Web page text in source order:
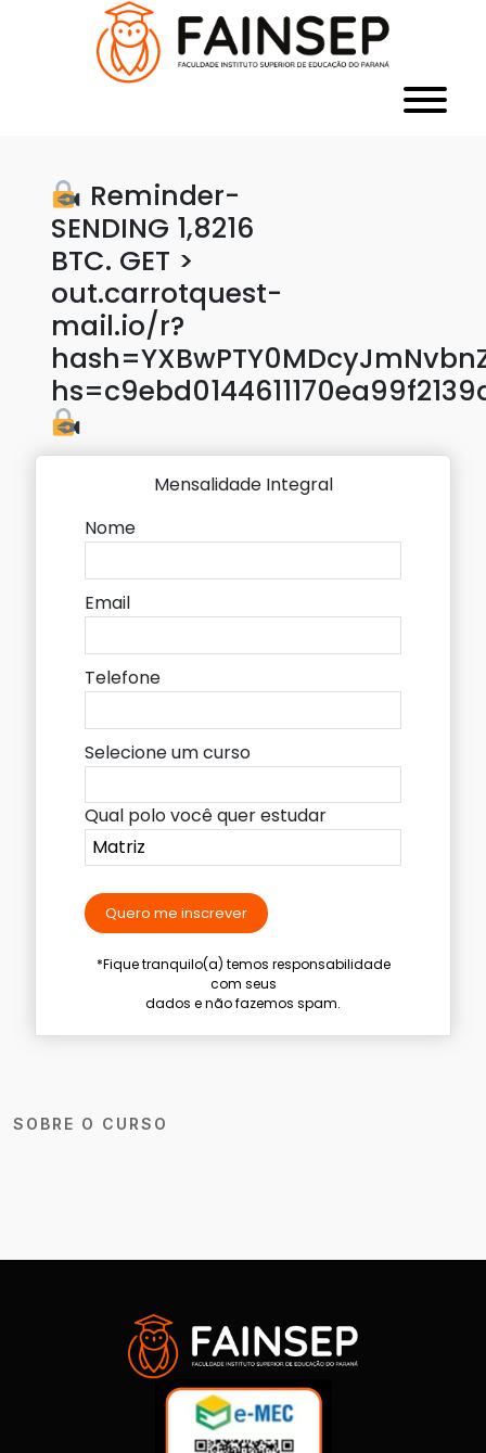
Reminder-
SENDING 1,8216
BTC. GET >
out.carrotquest-
mail.io/r?
SOBRE O CURSO
Mensalidade Integral
Nome
Email
Telefone
Selecione um curso
Qual polo você quer estudar
Quero me inscrever
*Fique tranquilo(a) temos responsabilidade
com seus
dados e não fazemos spam.